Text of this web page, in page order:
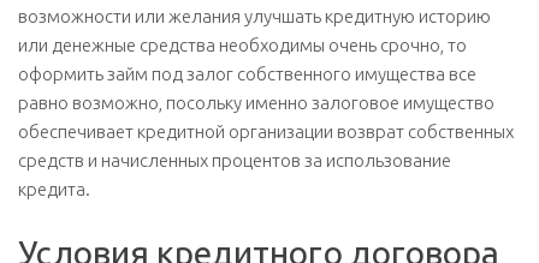
возможности или желания улучшать кредитную историю
или денежные средства необходимы очень срочно, то
оформить займ под залог собственного имущества все
равно возможно, посольку именно залоговое имущество
обеспечивает кредитной организации возврат собственных
средств и начисленных процентов за использование
кредита.
Условия кредитного договора